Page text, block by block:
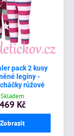
pack 2 kusy
legíny -
růžové
Skladem
469 Kč
Zobrazit